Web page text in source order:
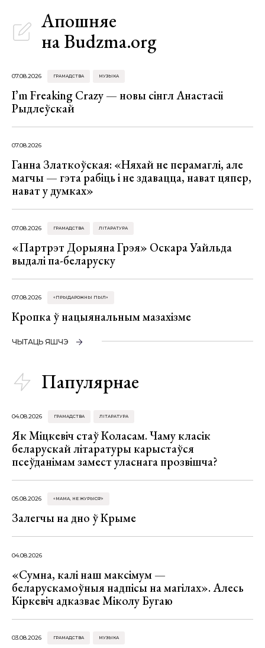
Апошняе
на Budzma.org
07.08.2026 ГРАМАДСТВА МУЗЫКА
I’m Freaking Crazy — новы сінгл Анастасіі
Рыдлеўскай
07.08.2026
Ганна Златкоўская: «Няхай не перамаглі, але
магчы — гэта рабіць і не здавацца, нават цяпер,
нават у думках»
07.08.2026 ГРАМАДСТВА ЛІТАРАТУРА
«Партрэт Дорыяна Грэя» Оскара Уайльда
выдалі па-беларуску
07.08.2026 «ПРЫДАРОЖНЫ ПЫЛ»
Кропка ў нацыянальным мазахізме
ЧЫТАЦЬ ЯШЧЭ
Папулярнае
04.08.2026 ГРАМАДСТВА ЛІТАРАТУРА
Як Міцкевіч стаў Коласам. Чаму класік
беларускай літаратуры карыстаўся
псеўданімам замест уласнага прозвішча?
05.08.2026 «МАМА, НЕ ЖУРЫСЯ!»
Залегчы на дно ў Крыме
04.08.2026
«Сумна, калі наш максімум —
беларускамоўныя надпісы на магілах». Алесь
Кіркевіч адказвае Міколу Бугаю
03.08.2026 ГРАМАДСТВА МУЗЫКА